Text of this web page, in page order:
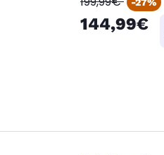
144,99€